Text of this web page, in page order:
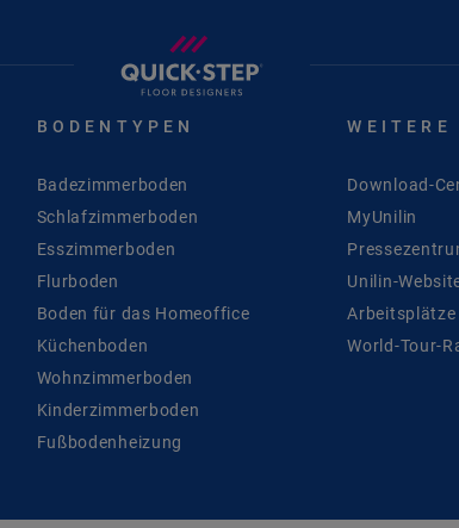
BODENTYPEN
Badezimmerboden
Schlafzimmerboden
Esszimmerboden
Flurboden
Boden für das Homeoffice
Küchenboden
Wohnzimmerboden
Kinderzimmerboden
Fußbodenheizung
WEITERE
Download-
MyUnilin
Unilin-
Arbeitsplätze
World-Tour-